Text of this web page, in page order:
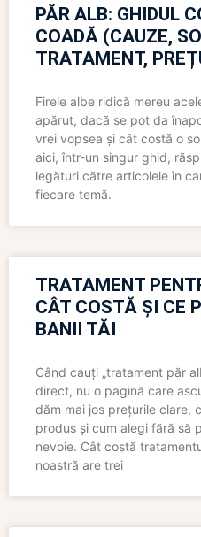
PĂR ALB: GHIDUL
COADĂ (CAUZE,
TRATAMENT,
Firele albe ridică mereu
apărut, dacă se pot da
vrei vopsea și cât costă o
aici, într-un singur ghid,
legături către articolele în
fiecare temă.
TRATAMENT
CÂT COSTĂ ȘI CE
BANII TĂI
Când cauți „tratament păr
direct, nu o pagină care
dăm mai jos prețurile clare,
produs și cum alegi fără să
nevoie. Cât costă
noastră are trei